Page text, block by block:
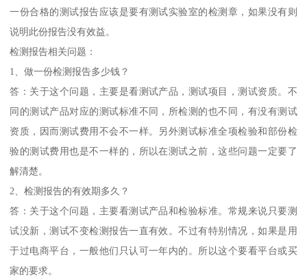
一份合格的测试报告应该是要有测试实验室的检测章，如果没有则
说明此份报告没有效益。
检测报告相关问题：
1、做一份检测报告多少钱？
答：关于这个问题，主要是看测试产品，测试项目，测试资质。不
同的测试产品对应的测试标准不同，所检测的也不同，有没有测试
资质，因而测试费用不会不一样。另外测试标准全项检验和部份检
验的测试费用也是不一样的，所以在测试之前，这些问题一定要了
解清楚。
2、检测报告的有效期多久？
答：关于这个问题，主要看测试产品和检验标准。常规来说只要测
试没新，测试不变检测报告一直有效。不过有特别情况，如果是用
于过电商平台，一般他们只认可一年内的。所以这个要看平台或买
家的要求。